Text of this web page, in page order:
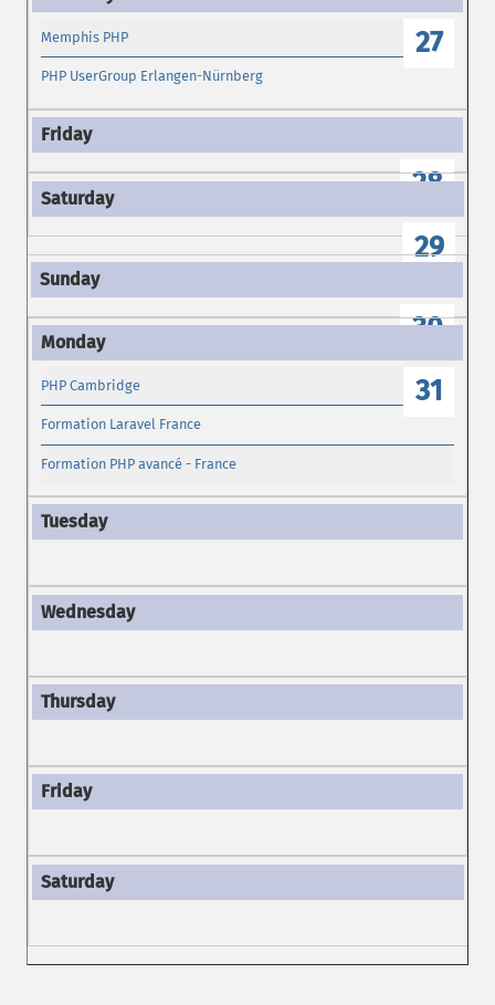
27
Memphis PHP
PHP UserGroup Erlangen-Nürnberg
28
29
30
31
PHP Cambridge
Formation Laravel France
Formation PHP avancé - France